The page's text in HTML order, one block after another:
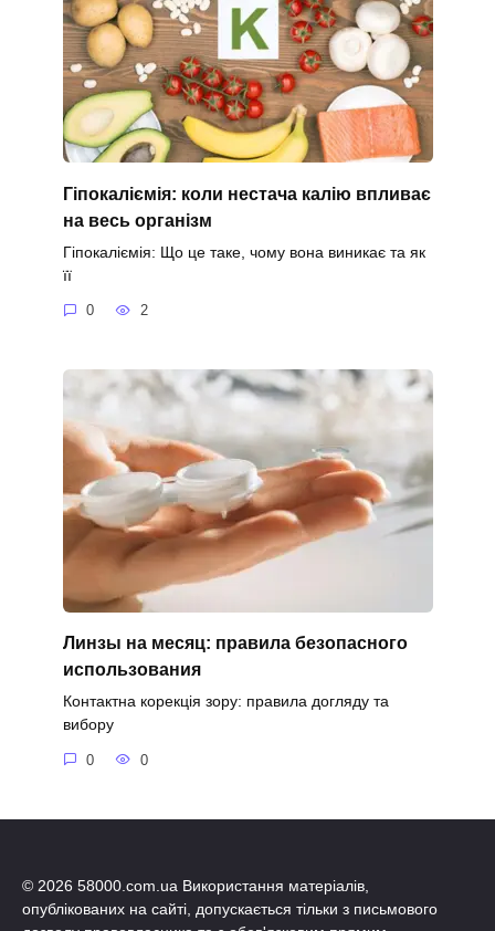
Гіпокаліємія: коли нестача калію впливає
на весь організм
Гіпокаліємія: Що це таке, чому вона виникає та як
її
0 2
Линзы на месяц: правила безопасного
использования
Контактна корекція зору: правила догляду та
вибору
0 0
© 2026 58000.com.ua Використання матеріалів,
опублікованих на сайті, допускається тільки з письмового